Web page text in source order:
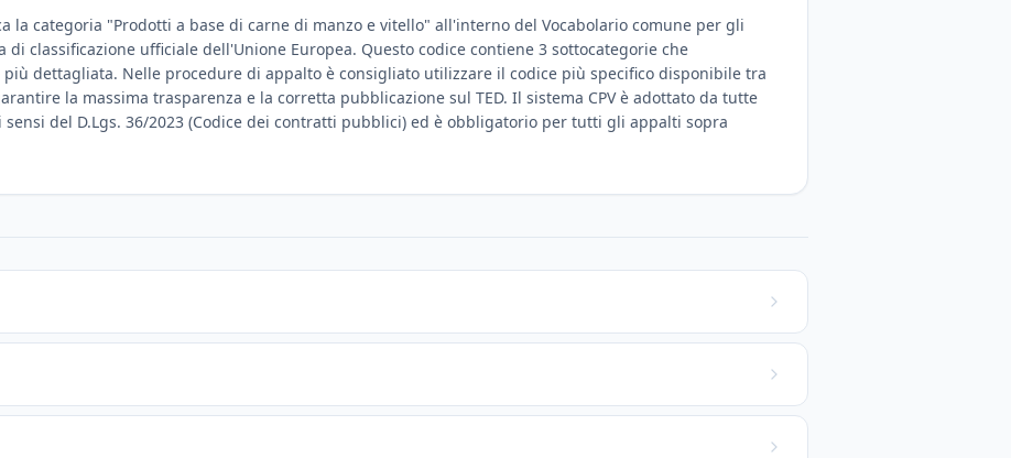
la categoria "Prodotti a base di carne di manzo e vitello" all'interno del Vocabolario comune per gli
di classificazione ufficiale dell'Unione Europea. Questo codice contiene 3 sottocategorie che
dettagliata. Nelle procedure di appalto è consigliato utilizzare il codice più specifico disponibile tra
la massima trasparenza e la corretta pubblicazione sul TED. Il sistema CPV è adottato da tutte
del D.Lgs. 36/2023 (Codice dei contratti pubblici) ed è obbligatorio per tutti gli appalti sopra